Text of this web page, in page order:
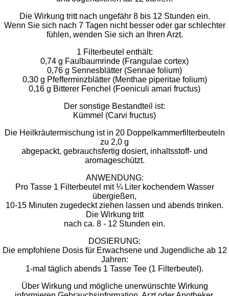
Die Wirkung tritt nach ungefähr 8 bis 12 Stunden ein.
Wenn Sie sich nach 7 Tagen nicht besser oder gar schlechter
fühlen, wenden Sie sich an Ihren Arzt.
1 Filterbeutel enthält:
0,74 g Faulbaumrinde (Frangulae cortex)
0,76 g Sennesblätter (Sennae folium)
0,30 g Pfefferminzblätter (Menthae piperitae folium)
0,16 g Bitterer Fenchel (Foeniculi amari fructus)
Der sonstige Bestandteil ist:
Kümmel (Carvi fructus)
Die Heilkräutermischung ist in 20 Doppelkammerfilterbeuteln
zu 2,0 g
abgepackt, gebrauchsfertig dosiert, inhaltsstoff- und
aromageschützt.
ANWENDUNG:
Pro Tasse 1 Filterbeutel mit ¼ Liter kochendem Wasser
übergießen,
10-15 Minuten zugedeckt ziehen lassen und abends trinken.
Die Wirkung tritt
nach ca. 8 - 12 Stunden ein.
DOSIERUNG:
Die empfohlene Dosis für Erwachsene und Jugendliche ab 12
Jahren:
1-mal täglich abends 1 Tasse Tee (1 Filterbeutel).
Über Wirkung und mögliche unerwünschte Wirkung